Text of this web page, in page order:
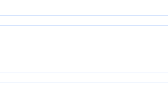
رضایت از شیوه تدریس، استاد